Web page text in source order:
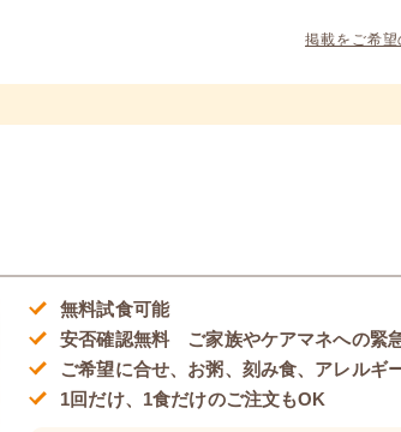
掲載をご希
無料試食可能
安否確認無料 ご家族やケアマネへの緊
ご希望に合せ、お粥、刻み食、アレルギ
1回だけ、1食だけのご注文もOK